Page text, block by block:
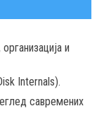
и
Internals).
савремених